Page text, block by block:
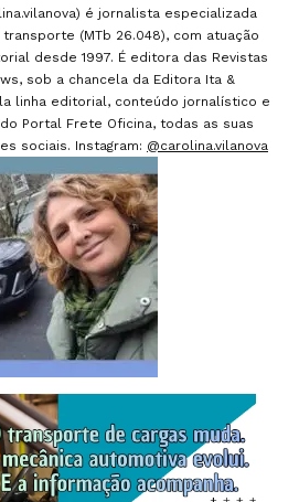
é jornalista especializada
(MTb 26.048), com atuação
desde 1997. É editora das Revistas
sob a chancela da Editora Ita &
linha editorial, conteúdo jornalístico e
Portal Frete Oficina, todas as suas
sociais. Instagram: @carolina.vilanova